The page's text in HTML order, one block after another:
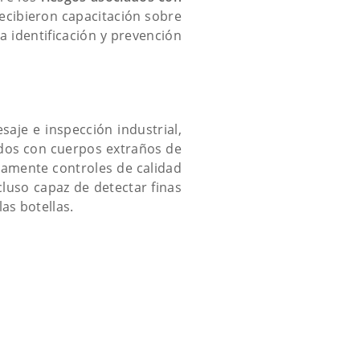
capacitación sobre
identificación y prevención
e inspección industrial,
con cuerpos extraños de
controles de calidad
capaz de detectar finas
botellas.